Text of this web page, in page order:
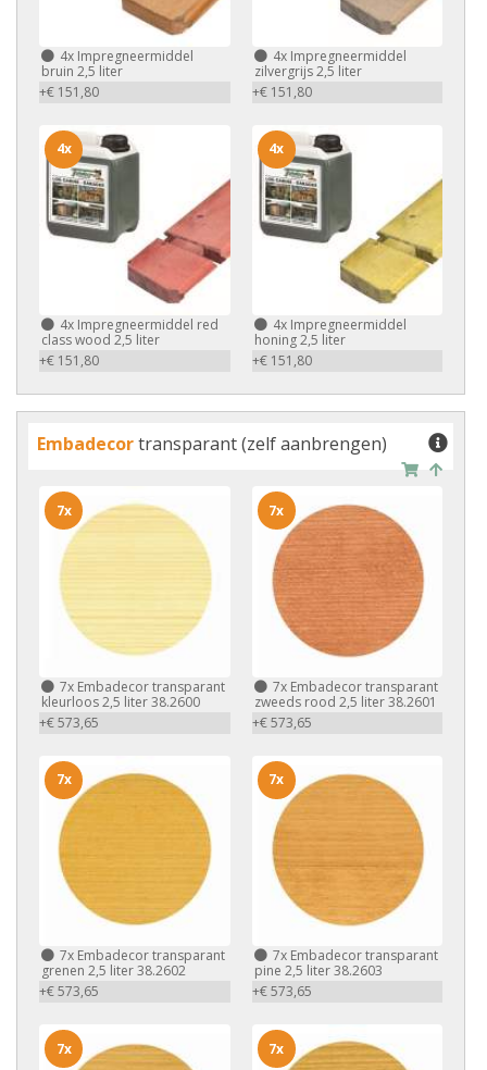
4x Impregneermiddel
bruin 2,5 liter
+€ 151,80
4xImpregneermiddel
zilvergrijs 2,5 liter
+€ 151,80
4x Impregneermiddel red
class wood 2,5 liter
+€ 151,80
4x
4xImpregneermiddel
honing 2,5 liter
+€ 151,80
4x
Embadecortransparant (zelf aanbrengen)
7x Embadecor transparant
kleurloos 2,5 liter 38.2600
+€ 573,65
7x
7xEmbadecor transparant
zweeds rood 2,5 liter 38.2601
+€ 573,65
7x
7x Embadecor transparant
grenen 2,5 liter 38.2602
+€ 573,65
7x
7xEmbadecor transparant
pine 2,5 liter 38.2603
+€ 573,65
7x
7x 7x